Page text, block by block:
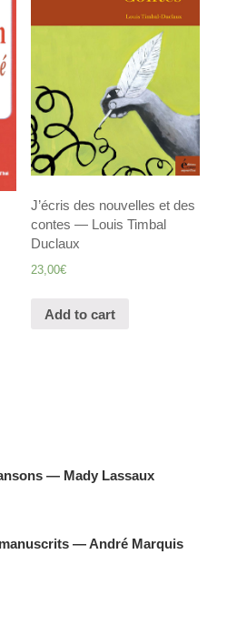
J’écris des nouvelles et des
contes — Louis Timbal
Duclaux
23,00€
Add to cart
— Mady Lassaux
— André Marquis